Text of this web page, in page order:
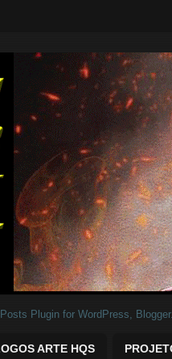
Marvel e DC para baixar.
ARTE HQS